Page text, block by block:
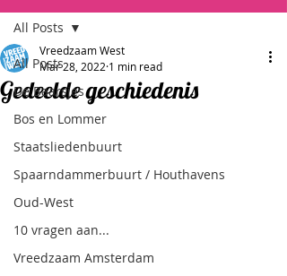
All Posts
De Baarsjes
Bos en Lommer
Staatsliedenbuurt
Spaarndammerbuurt / Houthavens
Oud-West
10 vragen aan...
Vreedzaam Amsterdam
All Posts
Gedeelde geschiedenis
Vreedzaam West
Mar 28, 2022 1 min read